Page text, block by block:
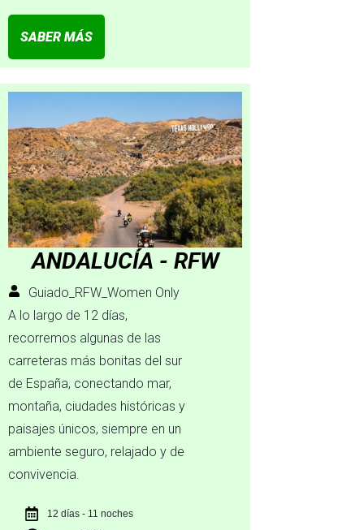
SABER MÁS
ANDALUCÍA - RFW
Guiado_RFW_Women Only
A lo largo de 12 días,
recorremos algunas de las
carreteras más bonitas del sur
de España, conectando mar,
montaña, ciudades históricas y
paisajes únicos, siempre en un
ambiente seguro, relajado y de
convivencia.
12 días - 11 noches